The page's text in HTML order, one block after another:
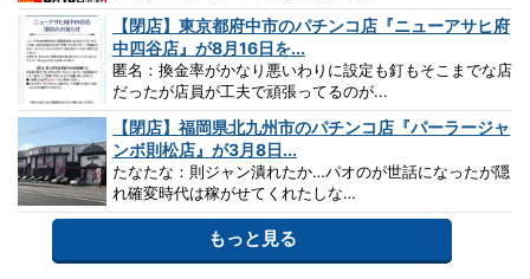
【閉店】東京都府中市のパチンコ店『ニューアサヒ府
中四谷店』が8月16日を...
匿名：換金率がかなり悪いわりに設定も釘もそこまでな店
だったが店員が工夫で頑張ってるのが...
【閉店】福岡県北九州市のパチンコ店『パーラージャ
ンボ則松店』が3月8日...
たなたな：則ジャン潰れたか…パオのが世話になったが隠
れ確変時代は稼がせてくれたしな…
もっと見る